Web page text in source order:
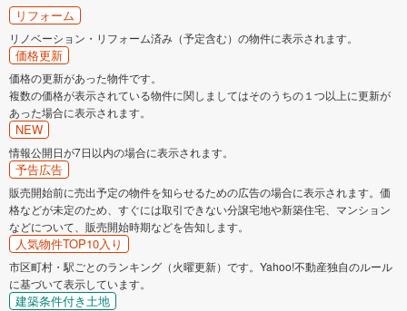
リフォーム
リノベーション・リフォーム済み（予定含む）の物件に表示されます。
価格更新
価格の更新があった物件です。
複数の価格が表示されている物件に関しましてはそのうちの１つ以上に更新が
あった場合に表示されます。
NEW
情報公開日が7日以内の場合に表示されます。
予告広告
販売開始前に売出予定の物件を知らせるための広告の場合に表示されます。価
格などが未定のため、すぐには取引できない分譲宅地や新築住宅、マンション
などについて、販売開始時期などを告知します。
人気物件TOP10入り
市区町村・駅ごとのランキング（火曜更新）です。Yahoo!不動産独自のルール
に基づいて表示しています。
建築条件付き土地